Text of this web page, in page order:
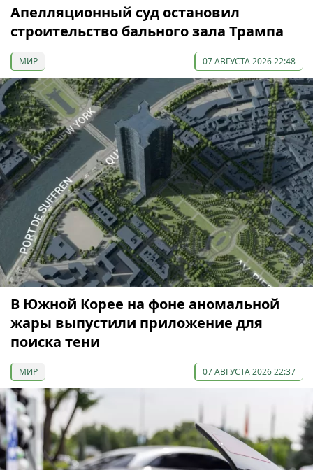
Апелляционный суд остановил
строительство бального зала Трампа
МИР 07 АВГУСТА 2026 22:48
В Южной Корее на фоне аномальной
жары выпустили приложение для
поиска тени
МИР 07 АВГУСТА 2026 22:37